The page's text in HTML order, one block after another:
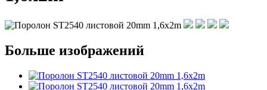
Больше изображений